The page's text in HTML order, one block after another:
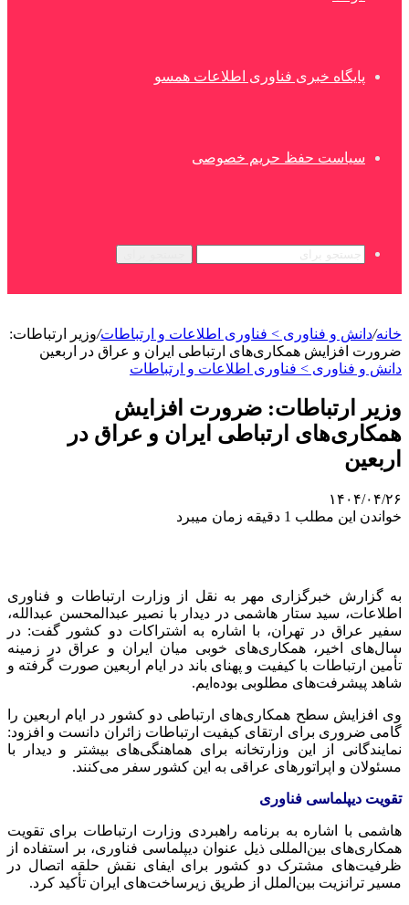
پایگاه خبری فناوری اطلاعات همسو
سیاست حفظ حریم خصوصی
خانه/دانش و فناوری > فناوری اطلاعات و ارتباطات/وزیر ارتباطات:
ضرورت افزایش همکاری‌های ارتباطی ایران و عراق در اربعین
دانش و فناوری > فناوری اطلاعات و ارتباطات
وزیر ارتباطات: ضرورت افزایش
همکاری‌های ارتباطی ایران و عراق در
اربعین
۱۴۰۴/۰۴/۲۶
خواندن این مطلب 1 دقیقه زمان میبرد
به گزارش خبرگزاری مهر به نقل از وزارت ارتباطات و فناوری
اطلاعات، سید ستار هاشمی در دیدار با نصیر عبدالمحسن عبدالله،
سفیر عراق در تهران، با اشاره به اشتراکات دو کشور گفت: در
سال‌های اخیر، همکاری‌های خوبی میان ایران و عراق در زمینه
تأمین ارتباطات با کیفیت و پهنای باند در ایام اربعین صورت گرفته و
شاهد پیشرفت‌های مطلوبی بوده‌ایم.
وی افزایش سطح همکاری‌های ارتباطی دو کشور در ایام اربعین را
گامی ضروری برای ارتقای کیفیت ارتباطات زائران دانست و افزود:
نمایندگانی از این وزارتخانه برای هماهنگی‌های بیشتر و دیدار با
مسئولان و اپراتورهای عراقی به این کشور سفر می‌کنند.
تقویت دیپلماسی فناوری
هاشمی با اشاره به برنامه راهبردی وزارت ارتباطات برای تقویت
همکاری‌های بین‌المللی ذیل عنوان دیپلماسی فناوری، بر استفاده از
ظرفیت‌های مشترک دو کشور برای ایفای نقش حلقه اتصال در
مسیر ترانزیت بین‌الملل از طریق زیرساخت‌های ایران تأکید کرد.